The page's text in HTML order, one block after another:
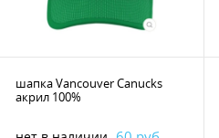
шапка Vancouver Canucks
акрил 100%